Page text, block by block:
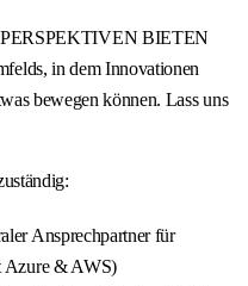
BIETEN
in dem Innovationen
bewegen können. Lass uns
Ansprechpartner für
Azure & AWS)